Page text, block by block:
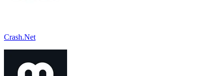
Crash.Net